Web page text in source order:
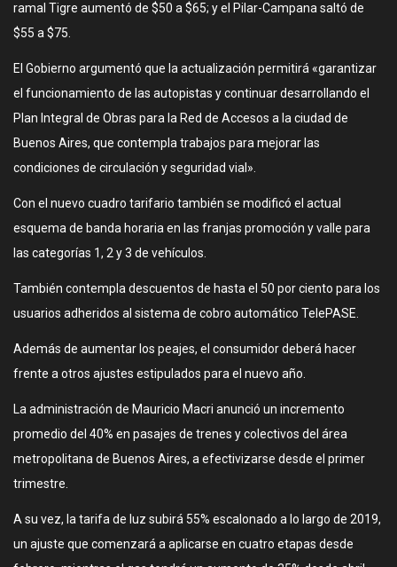
ramal Tigre aumentó de $50 a $65; y el Pilar-Campana saltó de
$55 a $75.
El Gobierno argumentó que la actualización permitirá «garantizar
el funcionamiento de las autopistas y continuar desarrollando el
Plan Integral de Obras para la Red de Accesos a la ciudad de
Buenos Aires, que contempla trabajos para mejorar las
condiciones de circulación y seguridad vial».
Con el nuevo cuadro tarifario también se modificó el actual
esquema de banda horaria en las franjas promoción y valle para
las categorías 1, 2 y 3 de vehículos.
También contempla descuentos de hasta el 50 por ciento para los
usuarios adheridos al sistema de cobro automático TelePASE.
Además de aumentar los peajes, el consumidor deberá hacer
frente a otros ajustes estipulados para el nuevo año.
La administración de Mauricio Macri anunció un incremento
promedio del 40% en pasajes de trenes y colectivos del área
metropolitana de Buenos Aires, a efectivizarse desde el primer
trimestre.
A su vez, la tarifa de luz subirá 55% escalonado a lo largo de 2019,
un ajuste que comenzará a aplicarse en cuatro etapas desde